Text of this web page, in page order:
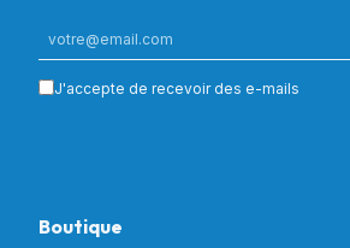
J'accepte de recevoir des e-mails
Boutique